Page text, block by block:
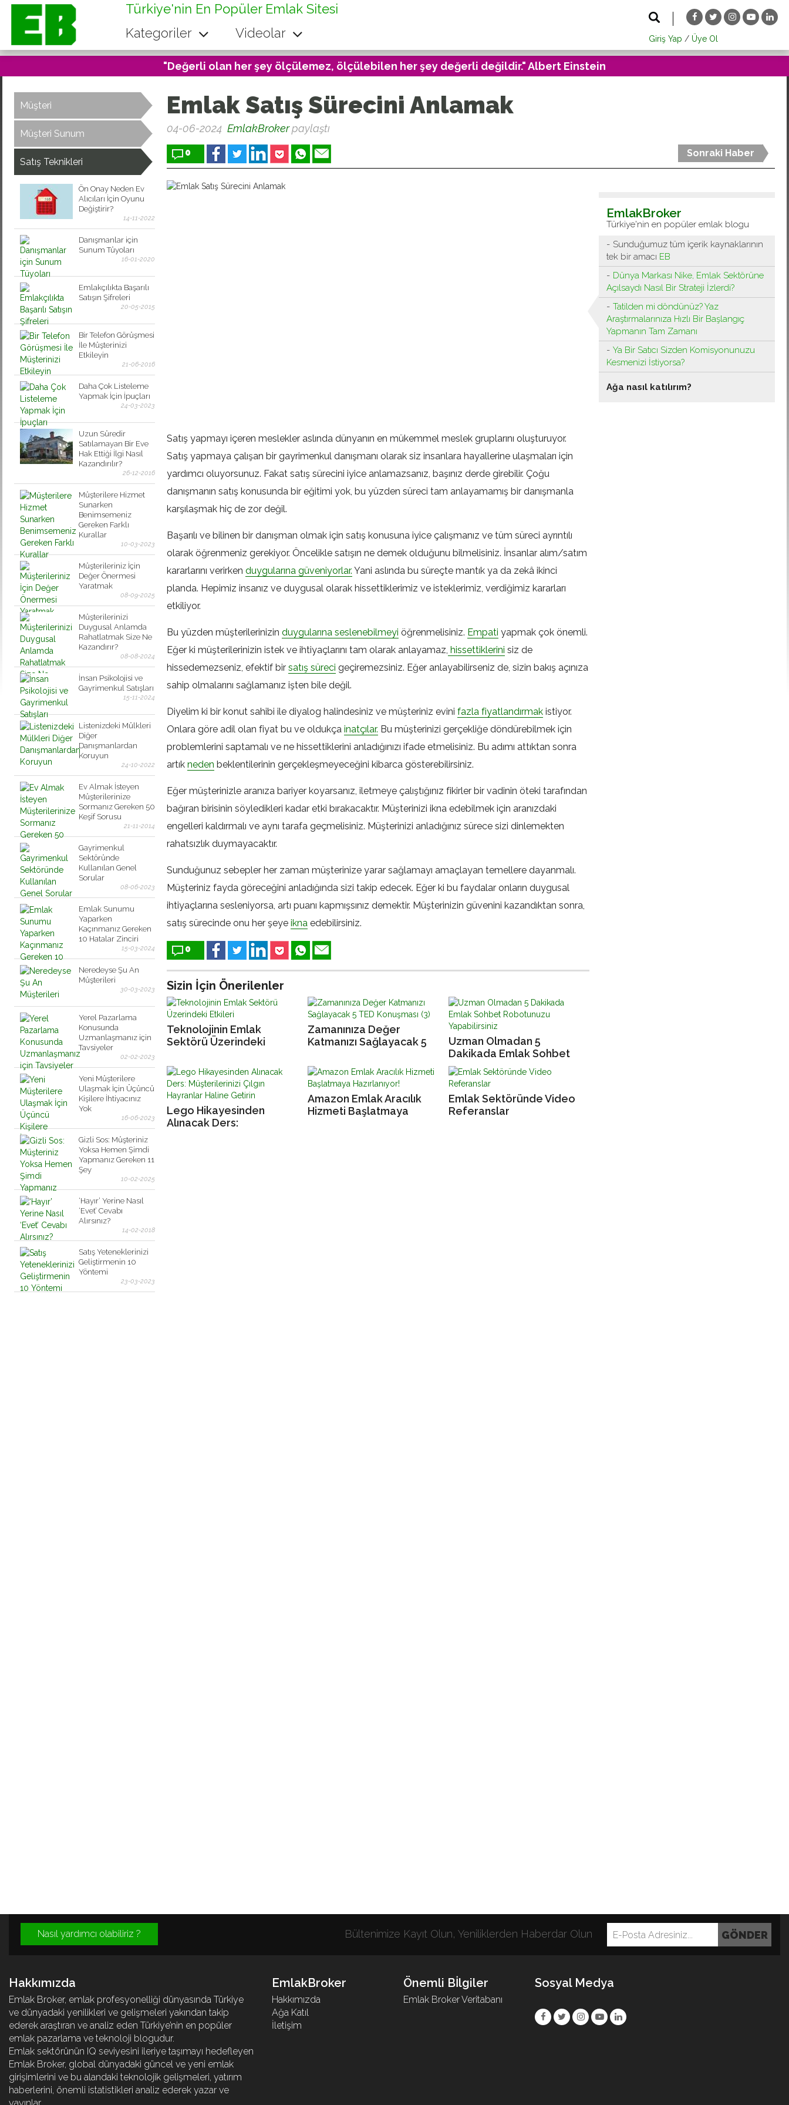
Türkiye'nin En Popüler Emlak Sitesi
Kategoriler
Videolar Giriş Yap / Üye Ol
"Değerli olan her şey ölçülemez, ölçülebilen her şey değerli değildir." Albert Einstein
Müşteri
Müşteri Sunum
Satış Teknikleri
Ön Onay Neden Ev
Alıcıları İçin Oyunu
Değiştirir?
14-11-2022
Danışmanlar için
Sunum Tüyoları
16-01-2020
Emlakçılıkta Başarılı
Satışın Şifreleri
20-05-2015
Bir Telefon Görüşmesi
İle Müşterinizi
Etkileyin
21-06-2016
Daha Çok Listeleme
Yapmak İçin İpuçları
24-03-2023
Uzun Süredir
Satılamayan Bir Eve
Hak Ettiği İlgi Nasıl
Kazandırılır?
26-12-2016
Müşterilere Hizmet
Sunarken
Benimsemeniz
Gereken Farklı
Kurallar
10-03-2023
Müşterileriniz İçin
Değer Önermesi
Yaratmak
08-09-2025
Müşterilerinizi
Duygusal Anlamda
Rahatlatmak Size Ne
Kazandırır?
08-08-2024
İnsan Psikolojisi ve
Gayrimenkul Satışları
15-11-2024
Listenizdeki Mülkleri
Diğer
Danışmanlardan
Koruyun
24-10-2022
Ev Almak İsteyen
Müşterilerinize
Sormanız Gereken 50
Keşif Sorusu
21-11-2014
Gayrimenkul
Sektöründe
Kullanılan Genel
Sorular
08-06-2023
Emlak Sunumu
Yaparken
Kaçınmanız Gereken
10 Hatalar Zinciri
15-03-2024
Neredeyse Şu An
Müşterileri
30-03-2023
Yerel Pazarlama
Konusunda
Uzmanlaşmanız için
Tavsiyeler
02-02-2023
Yeni Müşterilere
Ulaşmak İçin Üçüncü
Kişilere İhtiyacınız
Yok
16-06-2023
Gizli Sos: Müşteriniz
Yoksa Hemen Şimdi
Yapmanız Gereken 11
Şey
10-02-2025
‘Hayır’ Yerine Nasıl
‘Evet’ Cevabı
Alırsınız?
14-02-2018
Satış Yeteneklerinizi
Geliştirmenin 10
Yöntemi
23-03-2023
Emlak Satış Sürecini Anlamak
04-06-2024 EmlakBrokerpaylaştı
0 Sonraki Haber
Satış yapmayı içeren meslekler aslında dünyanın en mükemmel meslek gruplarını oluşturuyor.
Satış yapmaya çalışan bir gayrimenkul danışmanı olarak siz insanlara hayallerine ulaşmaları için
yardımcı oluyorsunuz. Fakat satış sürecini iyice anlamazsanız, başınız derde girebilir. Çoğu
danışmanın satış konusunda bir eğitimi yok, bu yüzden süreci tam anlayamamış bir danışmanla
karşılaşmak hiç de zor değil.
Başarılı ve bilinen bir danışman olmak için satış konusuna iyice çalışmanız ve tüm süreci ayrıntılı
olarak öğrenmeniz gerekiyor. Öncelikle satışın ne demek olduğunu bilmelisiniz. İnsanlar alım/satım
kararlarını verirken duygularına güveniyorlar. Yani aslında bu süreçte mantık ya da zekâ ikinci
planda. Hepimiz insanız ve duygusal olarak hissettiklerimiz ve isteklerimiz, verdiğimiz kararları
etkiliyor.
Bu yüzden müşterilerinizin duygularına seslenebilmeyi öğrenmelisiniz. Empati yapmak çok önemli.
Eğer ki müşterilerinizin istek ve ihtiyaçlarını tam olarak anlayamaz, hissettiklerini siz de
hissedemezseniz, efektif bir satış süreci geçiremezsiniz. Eğer anlayabilirseniz de, sizin bakış açınıza
sahip olmalarını sağlamanız işten bile değil.
Diyelim ki bir konut sahibi ile diyalog halindesiniz ve müşteriniz evini fazla fiyatlandırmak istiyor.
Onlara göre adil olan fiyat bu ve oldukça inatçılar. Bu müşterinizi gerçekliğe döndürebilmek için
problemlerini saptamalı ve ne hissettiklerini anladığınızı ifade etmelisiniz. Bu adımı attıktan sonra
artık neden beklentilerinin gerçekleşmeyeceğini kibarca gösterebilirsiniz.
Eğer müşterinizle aranıza bariyer koyarsanız, iletmeye çalıştığınız fikirler bir vadinin öteki tarafından
bağıran birisinin söyledikleri kadar etki bırakacaktır. Müşterinizi ikna edebilmek için aranızdaki
engelleri kaldırmalı ve aynı tarafa geçmelisiniz. Müşterinizi anladığınız sürece sizi dinlemekten
rahatsızlık duymayacaktır.
Sunduğunuz sebepler her zaman müşterinize yarar sağlamayı amaçlayan temellere dayanmalı.
Müşteriniz fayda göreceğini anladığında sizi takip edecek. Eğer ki bu faydalar onların duygusal
ihtiyaçlarına sesleniyorsa, artı puanı kapmışsınız demektir. Müşterinizin güvenini kazandıktan sonra,
satış sürecinde onu her şeye ikna edebilirsiniz.
0
Sizin İçin Önerilenler
Teknolojinin Emlak
Sektörü Üzerindeki
Zamanınıza Değer
Katmanızı Sağlayacak 5
Uzman Olmadan 5
Dakikada Emlak Sohbet
Robotunuzu Yapabilirsiniz
Lego Hikayesinden
Alınacak Ders:
Amazon Emlak Aracılık
Hizmeti Başlatmaya
Emlak Sektöründe Video
Referanslar
EmlakBroker
Türkiye'nin en popüler emlak blogu
Sunduğumuz tüm içerik kaynaklarının
tek bir amacı EB
Dünya Markası Nike, Emlak Sektörüne
Açılsaydı Nasıl Bir Strateji İzlerdi?
Tatilden mi döndünüz? Yaz
Araştırmalarınıza Hızlı Bir Başlangıç ​​
Yapmanın Tam Zamanı
Ya Bir Satıcı Sizden Komisyonunuzu
Kesmenizi İstiyorsa?
Ağa nasıl katılırım?
Nasıl yardımcı olabiliriz ? Bültenimize Kayıt Olun, Yeniliklerden Haberdar Olun
Hakkımızda
Emlak Broker, emlak profesyonelliği dünyasında Türkiye
ve dünyadaki yenilikleri ve gelişmeleri yakından takip
ederek araştıran ve analiz eden Türkiye’nin en popüler
emlak pazarlama ve teknoloji blogudur.
Emlak sektörünün IQ seviyesini ileriye taşımayı hedefleyen
Emlak Broker, global dünyadaki güncel ve yeni emlak
girişimlerini ve bu alandaki teknolojik gelişmeleri, yatırım
haberlerini, önemli istatistikleri analiz ederek yazar ve
EmlakBroker
Hakkımızda
Ağa Katıl
İletişim
Önemli Bİlgiler
Emlak Broker Veritabanı
Sosyal Medya